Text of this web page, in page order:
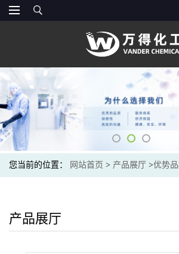
您当前的位置： 网站首页 > 产品展厅 >优势
产品展厅